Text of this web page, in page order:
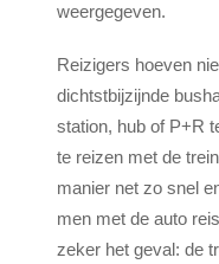
weergegeven.
Reizigers hoeven
dichtstbijzijnde
station, hub of P+R
te reizen met de
manier net zo snel
men met de auto
zeker het geval: de